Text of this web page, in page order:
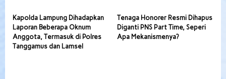
Kapolda Lampung Dihadapkan
Laporan Beberapa Oknum
Anggota, Termasuk di Polres
Tanggamus dan Lamsel
Tenaga Honorer Resmi Dihapus
Diganti PNS Part Time, Seperi
Apa Mekanismenya?